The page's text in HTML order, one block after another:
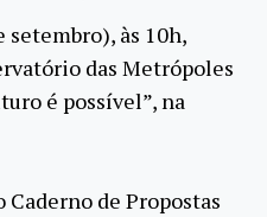
setembro), às 10h,
das Metrópoles
é possível”, na
de Propostas